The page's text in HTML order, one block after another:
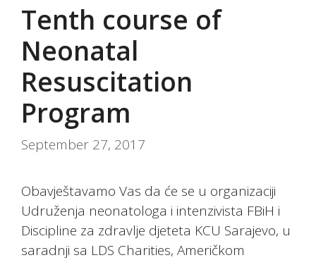
Tenth course of
Neonatal
Resuscitation
Program
September 27, 2017
Obavještavamo Vas da će se u organizaciji
Udruženja neonatologa i intenzivista FBiH i
Discipline za zdravlje djeteta KCU Sarajevo, u
saradnji sa LDS Charities, Američkom